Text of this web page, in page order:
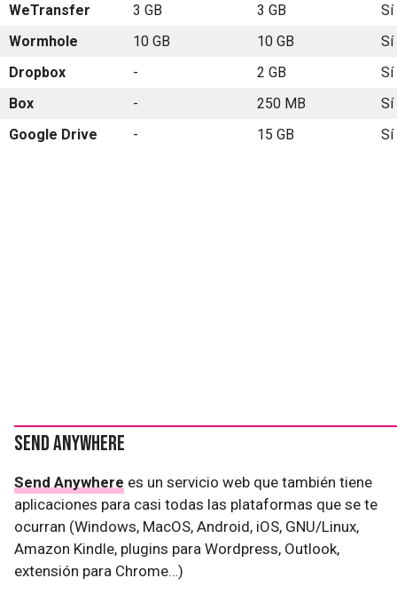
WeTransfer
3 GB 3 GB
Sí
Wormhole
10 GB 10 GB
Sí
Dropbox
- 2 GB
Sí
Box
- 250 MB
Sí
Google Drive
- 15 GB Sí
Send Anywhere
Send Anywhere es un servicio web que también tiene
aplicaciones para casi todas las plataformas que se te
ocurran (Windows, MacOS, Android, iOS, GNU/Linux,
Amazon Kindle, plugins para Wordpress, Outlook,
extensión para Chrome…)